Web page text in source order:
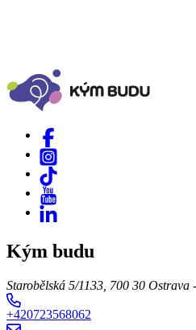
Kým budu
Starobělská 5/1133, 700 30 Ostrava
+420723568062